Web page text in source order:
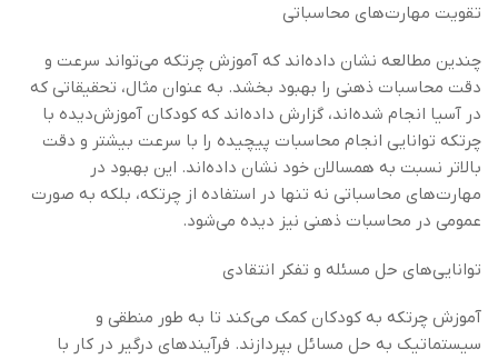
تقویت مهارت‌های محاسباتی
چندین مطالعه نشان داده‌اند که آموزش چرتکه می‌تواند سرعت و
دقت محاسبات ذهنی را بهبود بخشد. به عنوان مثال، تحقیقاتی که
در آسیا انجام شده‌اند، گزارش داده‌اند که کودکان آموزش‌دیده با
چرتکه توانایی انجام محاسبات پیچیده را با سرعت بیشتر و دقت
بالاتر نسبت به همسالان خود نشان داده‌اند. این بهبود در
مهارت‌های محاسباتی نه تنها در استفاده از چرتکه، بلکه به صورت
عمومی در محاسبات ذهنی نیز دیده می‌شود.
توانایی‌های حل مسئله و تفکر انتقادی
آموزش چرتکه به کودکان کمک می‌کند تا به طور منطقی و
سیستماتیک به حل مسائل بپردازند. فرآیندهای درگیر در کار با